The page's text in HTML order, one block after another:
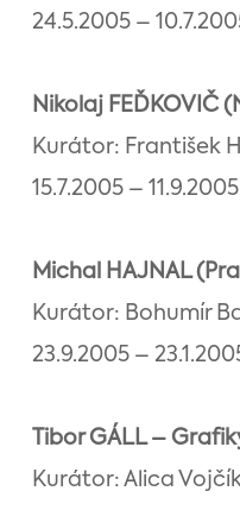
24.5.2005 –
Nikolaj FEĎKOVIČ
Kurátor: František
15.7.2005 – 11.9.2005
Michal HAJNAL
Kurátor: Bohumír
23.9.2005 –
Tibor GÁLL –
Kurátor: Alica